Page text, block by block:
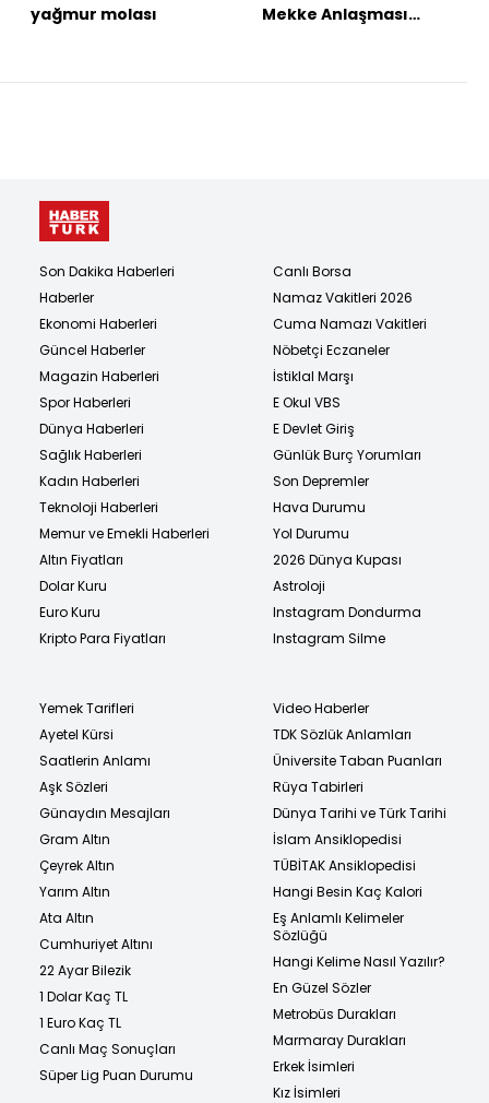
yağmur molası
Mekke Anlaşması
Son Dakika Haberleri
Haberler
Ekonomi Haberleri
Güncel Haberler
Magazin Haberleri
Spor Haberleri
Dünya Haberleri
Sağlık Haberleri
Kadın Haberleri
Teknoloji Haberleri
Memur ve Emekli Haberleri
Altın Fiyatları
Dolar Kuru
Euro Kuru
Kripto Para Fiyatları
Canlı Borsa
Namaz Vakitleri 2026
Cuma Namazı Vakitleri
Nöbetçi Eczaneler
İstiklal Marşı
E Okul VBS
E Devlet Giriş
Günlük Burç Yorumları
Son Depremler
Hava Durumu
Yol Durumu
2026 Dünya Kupası
Astroloji
Instagram Dondurma
Instagram Silme
Yemek Tarifleri
Ayetel Kürsi
Saatlerin Anlamı
Aşk Sözleri
Günaydın Mesajları
Gram Altın
Çeyrek Altın
Yarım Altın
Ata Altın
Cumhuriyet Altını
22 Ayar Bilezik
1 Dolar Kaç TL
1 Euro Kaç TL
Canlı Maç Sonuçları
Süper Lig Puan Durumu
Video Haberler
TDK Sözlük Anlamları
Üniversite Taban Puanları
Rüya Tabirleri
Dünya Tarihi ve Türk Tarihi
İslam Ansiklopedisi
TÜBİTAK Ansiklopedisi
Hangi Besin Kaç Kalori
Eş Anlamlı Kelimeler
Sözlüğü
Hangi Kelime Nasıl Yazılır?
En Güzel Sözler
Metrobüs Durakları
Marmaray Durakları
Erkek İsimleri
Kız İsimleri